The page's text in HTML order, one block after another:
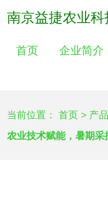
南京益捷农业科
首页 企业简介
当前位置： 首页 > 产
农业技术赋能，暑期采